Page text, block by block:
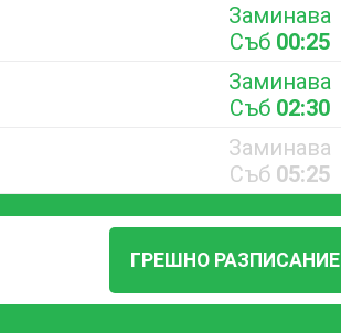
Заминава
Съб 00:25
Заминава
Съб 02:30
Заминава
Съб 05:25
ГРЕШНО РАЗПИСАНИЕ